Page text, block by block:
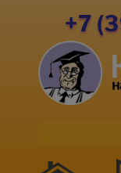
+7